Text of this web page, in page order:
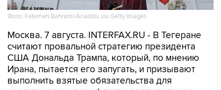
Фото: Fatemeh Bahrami/Anadolu via Getty Images
Москва. 7 августа. INTERFAX.RU - В Тегеране
считают провальной стратегию президента
США Дональда Трампа, который, по мнению
Ирана, пытается его запугать, и призывают
выполнить взятые обязательства для